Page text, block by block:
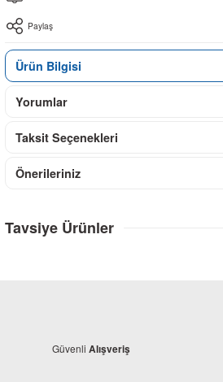
Paylaş
Ürün Bilgisi
Yorumlar
Taksit Seçenekleri
Önerileriniz
Tavsiye Ürünler
Güvenli Alışveriş